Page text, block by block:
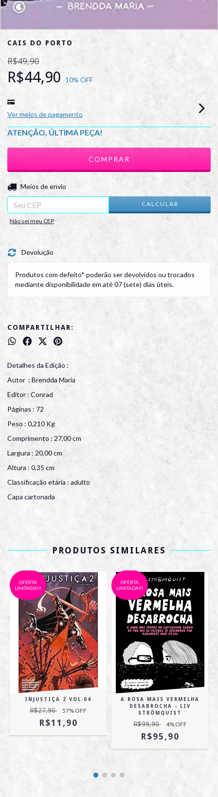
CAIS DO PORTO
R$49,90
R$44,90 10% OFF
Ver meios de pagamento
ATENÇÃO, ÚLTIMA PEÇA!
Entregas para o CEP:
Meios de envio
CALCULAR
Não sei meu CEP
Devolução
Produtos com defeito* poderão ser devolvidos ou trocados
mediante disponibilidade em até 07 (sete) dias úteis.
COMPARTILHAR:
Detalhes da Edição :
Autor : Brendda Maria
Editor : Conrad
Páginas : 72
Peso : 0,210 Kg
Comprimento : 27,00 cm
Largura : 20,00 cm
Altura : 0,35 cm
Classificação etária : adulto
Capa cartonada
PRODUTOS SIMILARES
OFERTA
LIMITADA!!!
INJUSTIÇA 2 VOL.04
R$27,90 57% OFF
R$11,90
OFERTA
LIMITADA!!!
A ROSA MAIS VERMELHA
DESABROCHA - LIV
STRÖMQUIST
R$99,90 4% OFF
R$95,90